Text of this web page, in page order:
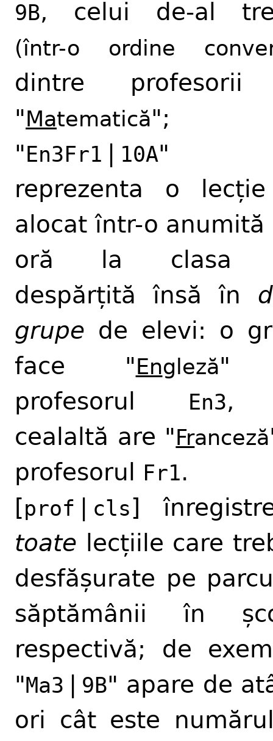
9B, celui de-al
(într-o ordine
dintre
"Matematică";
" En3Fr1 10A"
reprezenta o
alocat într-o anumită
oră la
despărțită însă în
grupe de elevi: o
face "Engleză"
profesorul
En3,
cealaltă are "Franceză
profesorul
Fr1.
[prof cls]
toate lecțiile care
desfășurate pe
săptămânii în
respectivă; de
"Ma3 9B" apare de
ori cât este